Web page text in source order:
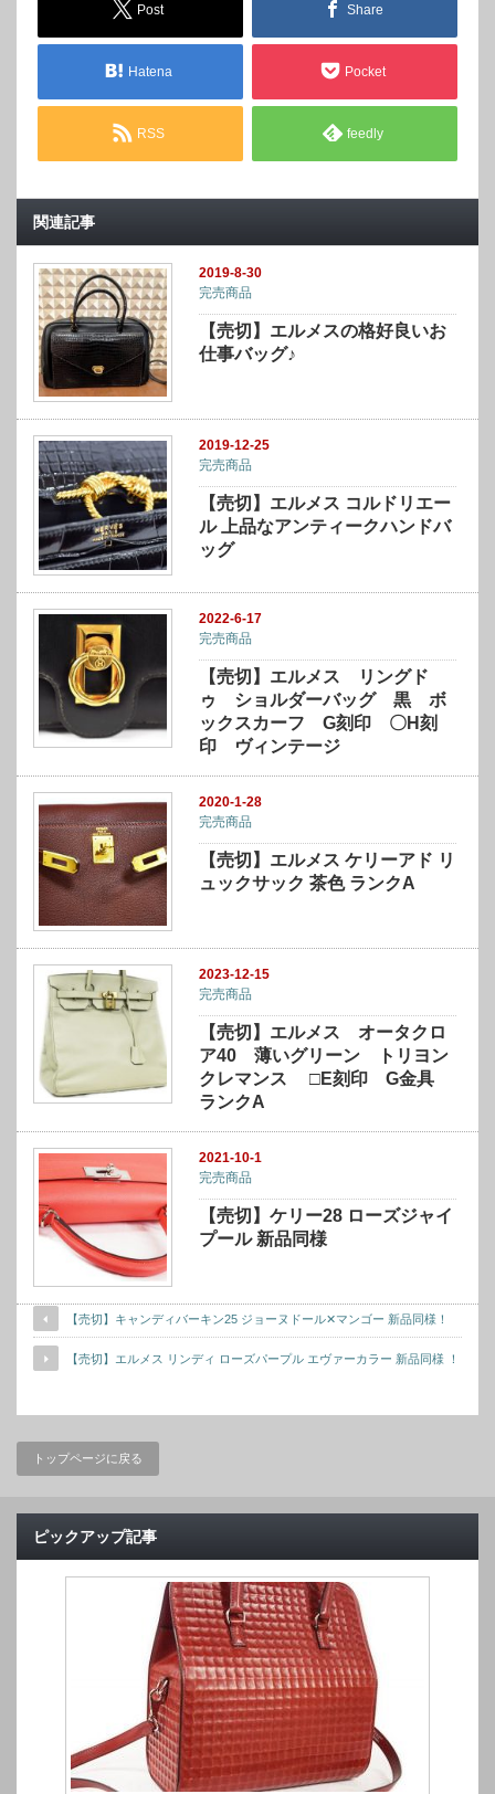
Post Share
Hatena Pocket
RSS feedly
関連記事
2019-8-30
完売商品
【売切】エルメスの格好良いお
仕事バッグ♪
2019-12-25
完売商品
【売切】エルメス コルドリエー
ル 上品なアンティークハンドバ
ッグ
2022-6-17
完売商品
【売切】エルメス リングド
ゥ ショルダーバッグ 黒 ボ
ックスカーフ G刻印 〇H刻
印 ヴィンテージ
2020-1-28
完売商品
【売切】エルメス ケリーアド リ
ュックサック 茶色 ランクA
2023-12-15
完売商品
【売切】エルメス オータクロ
ア40 薄いグリーン トリヨン
クレマンス □E刻印 G金具
ランクA
2021-10-1
完売商品
【売切】ケリー28 ローズジャイ
プール 新品同様
【売切】キャンディバーキン25 ジョーヌドール✕マンゴー 新品同様！
【売切】エルメス リンディ ローズパープル エヴァーカラー 新品同様 ！
トップページに戻る
ピックアップ記事